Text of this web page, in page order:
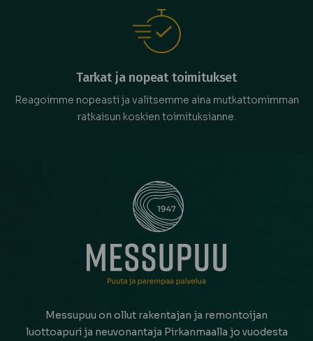
Tarkat ja nopeat toimitukset
Reagoimme nopeasti ja valitsemme aina mutkattomimman
ratkaisun koskien toimituksianne.
Messupuu on ollut rakentajan ja remontoijan
luottoapuri ja neuvonantaja Pirkanmaalla jo vuodesta